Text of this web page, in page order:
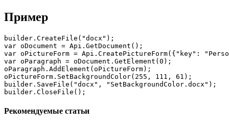
Пример
builder.CreateFile("docx");
var oDocument = Api.GetDocument();
var oPictureForm = Api.CreatePictureForm({"key":
var oParagraph = oDocument.GetElement(0);
oParagraph.AddElement(oPictureForm);
oPictureForm.SetBackgroundColor(255, 111, 61);
builder.SaveFile("docx", "SetBackgroundColor.docx");
builder.CloseFile();
Рекомендуемые статьи